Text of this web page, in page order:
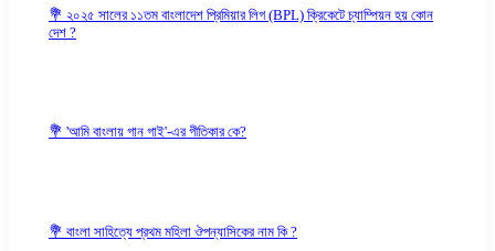
💐 ২০২৫ সালের ১১তম বাংলাদেশ প্রিমিয়ার লিগ (BPL) ক্রিকেটে চ্যাম্পিয়ন হয় কোন
দেশ ?
💐 'আমি বাংলায় গান গাই'-এর গীতিকার কে?
💐 বাংলা সাহিত্যে প্রথম মহিলা ঔপন্যাসিকের নাম কি ?